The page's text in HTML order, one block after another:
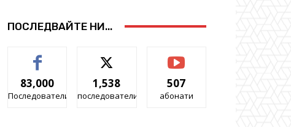
ПОСЛЕДВАЙТЕ НИ...
83,000
Последователи
1,538
последователи
507
абонати